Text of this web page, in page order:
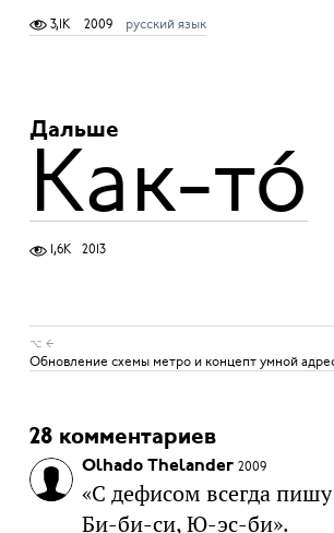
3,1K 2009 русский язык
Дальше
Как-то́
1,6K 2013
⌥ ←
Обновление схемы метро и концепт умной
28 комментариев
Olhado Thelander 2009
«С дефисом всегда
Би-би-си, Ю-эс-би».